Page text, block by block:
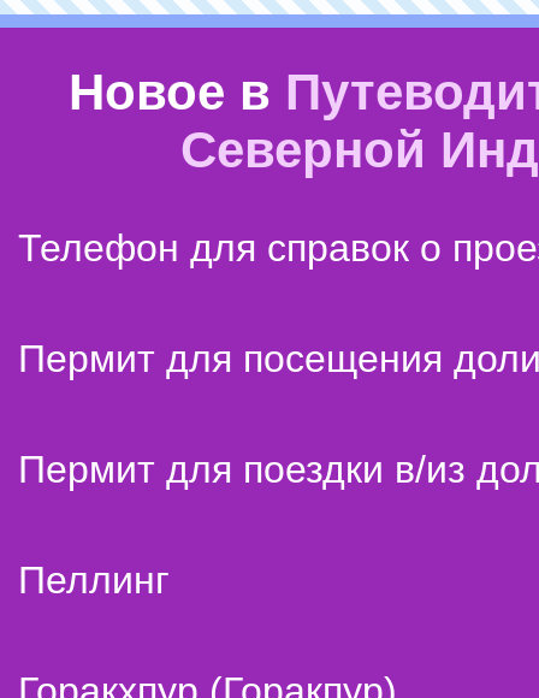
Новое в
Северной
Телефон для справок о
Пермит для посещения
Пермит для поездки в/из
Пеллинг